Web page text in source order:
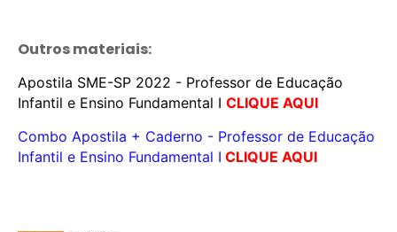
Outros materiais:
Apostila SME-SP 2022 - Professor de Educação
Infantil e Ensino Fundamental I CLIQUE AQUI
Combo Apostila + Caderno - Professor de Educação
Infantil e Ensino Fundamental I CLIQUE AQUI